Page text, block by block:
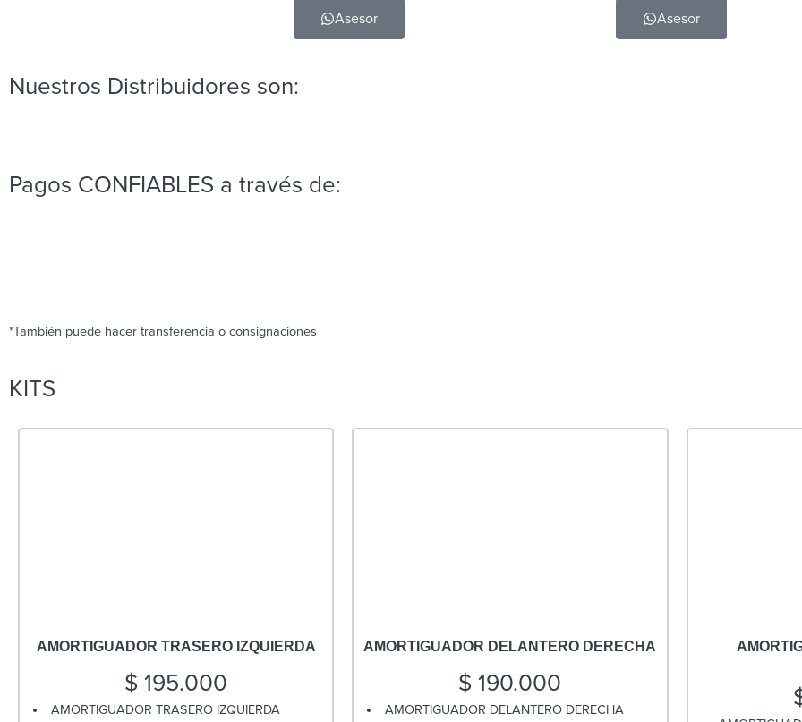
Asesor Asesor
Nuestros Distribuidores son:
Pagos CONFIABLES a través de:
*También puede hacer transferencia o consignaciones
KITS
AMORTIGUADOR TRASERO IZQUIERDA
$ 195.000
AMORTIGUADOR TRASERO IZQUIERDA
AMORTIGUADOR DELANTERO DERECHA
$ 190.000
AMORTIGUADOR DELANTERO DERECHA